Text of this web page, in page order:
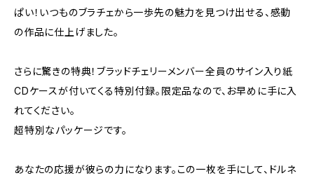
ぱい！いつものブラチェから一歩先の魅力を見つけ出せる、感動
の作品に仕上げました。
さらに驚きの特典！ブラッドチェリーメンバー全員のサイン入り紙
CDケースが付いてくる特別付録。限定品なので、お早めに手に入
れてください。
超特別なパッケージです。
あなたの応援が彼らの力になります。この一枚を手にして、ドルネ